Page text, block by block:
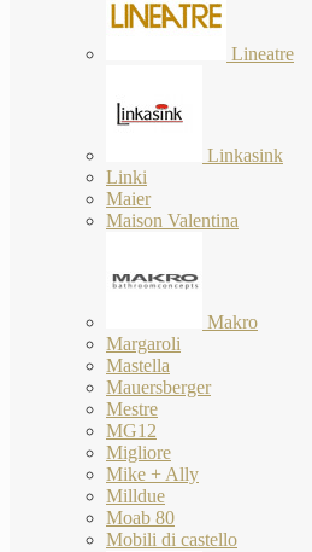
Lineatre
Linkasink
Linki
Maier
Maison Valentina
Makro
Margaroli
Mastella
Mauersberger
Mestre
MG12
Migliore
Mike + Ally
Milldue
Moab 80
Mobili di castello